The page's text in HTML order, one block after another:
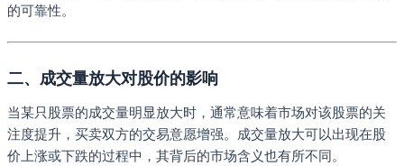
的可靠性。
二、成交量放大对股价的影响
当某只股票的成交量明显放大时，通常意味着市场对该股票的关
注度提升，买卖双方的交易意愿增强。成交量放大可以出现在股
价上涨或下跌的过程中，其背后的市场含义也有所不同。